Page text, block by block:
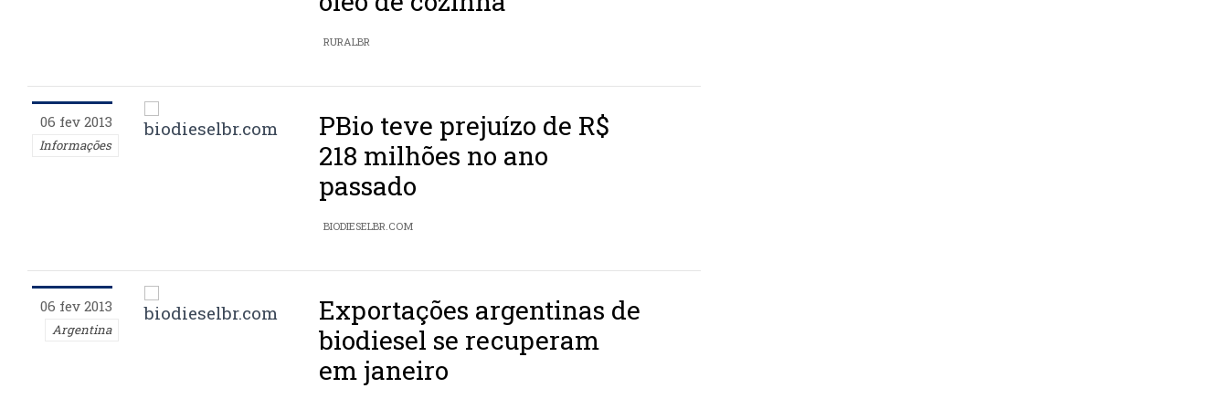
RURALBR
06 fev 2013
Informações
PBio teve prejuízo de R$
218 milhões no ano
passado
BIODIESELBR.COM
06 fev 2013
Argentina
Exportações argentinas de
biodiesel se recuperam
em janeiro